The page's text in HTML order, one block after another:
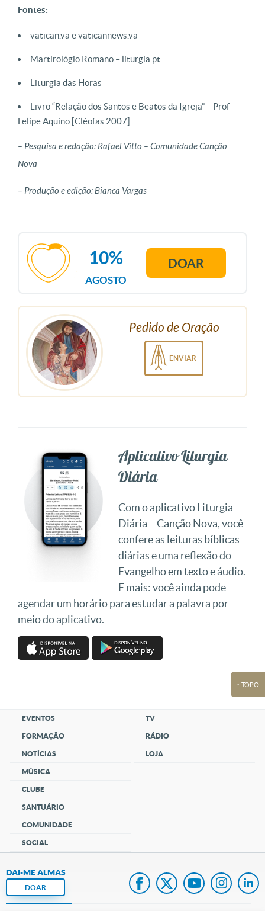
Fontes:
vatican.va e vaticannews.va
Martirológio Romano – liturgia.pt
Liturgia das Horas
Livro “Relação dos Santos e Beatos da Igreja” – Prof
Felipe Aquino [Cléofas 2007]
– Pesquisa e redação: Rafael Vitto – Comunidade Canção
Nova
– Produção e edição: Bianca Vargas
AGOSTO
10% DOAR
Pedido de Oração
ENVIAR
Aplicativo Liturgia
Diária
Com o aplicativo Liturgia
Diária – Canção Nova, você
confere as leituras bíblicas
diárias e uma reflexão do
Evangelho em texto e áudio.
E mais: você ainda pode
agendar um horário para estudar a palavra por
meio do aplicativo.
↑ TOPO
EVENTOS
FORMAÇÃO
NOTÍCIAS
MÚSICA
CLUBE
SANTUÁRIO
COMUNIDADE
SOCIAL
TV
RÁDIO
LOJA
DAI-ME ALMAS
DOAR